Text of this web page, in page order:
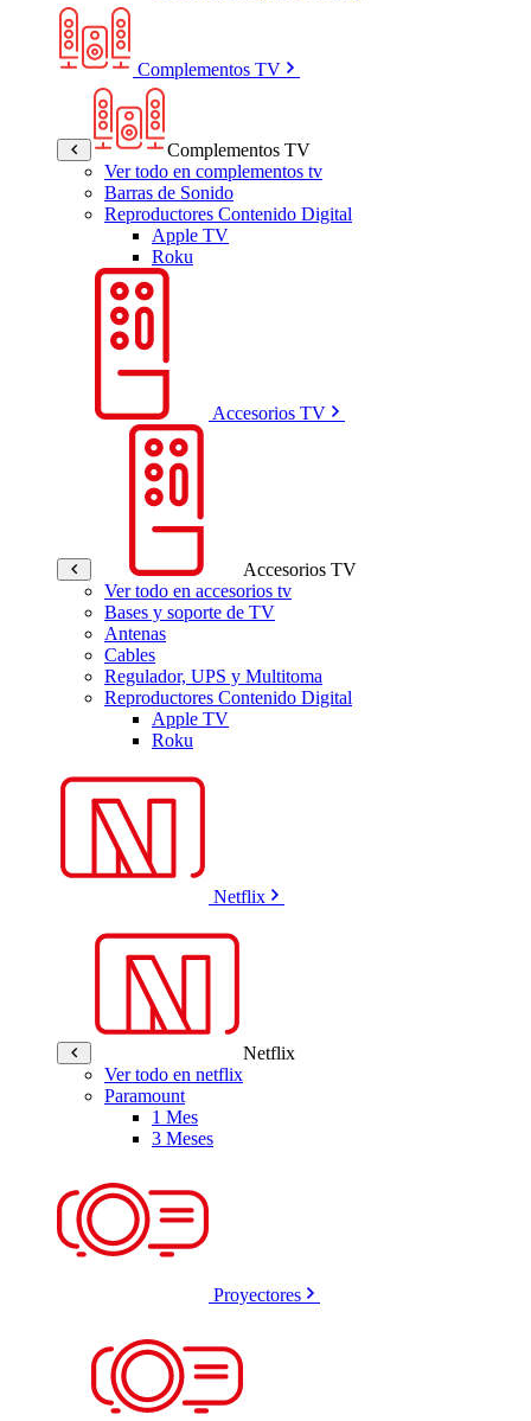
Complementos TV
Complementos TV
Ver todo en complementos tv
Barras de Sonido
Reproductores Contenido Digital
Apple TV
Roku
Accesorios TV
Accesorios TV
Ver todo en accesorios tv
Bases y soporte de TV
Antenas
Cables
Regulador, UPS y Multitoma
Reproductores Contenido Digital
Apple TV
Roku
Netflix
Netflix
Ver todo en netflix
Paramount
1 Mes
3 Meses
Proyectores